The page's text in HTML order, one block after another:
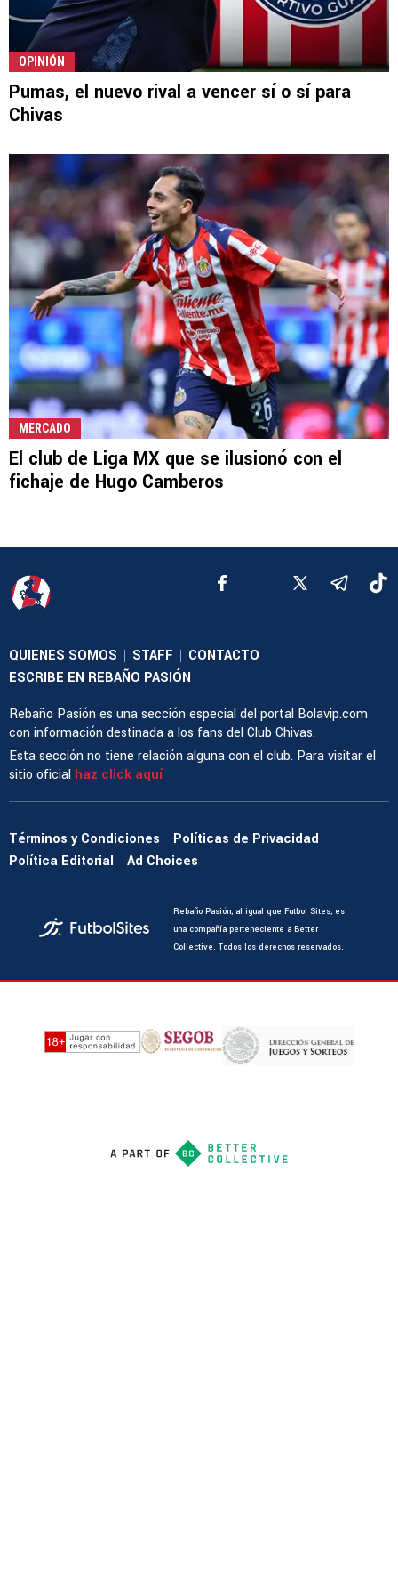
OPINIÓN
Pumas, el nuevo rival a vencer sí o sí para
Chivas
MERCADO
El club de Liga MX que se ilusionó con el
fichaje de Hugo Camberos
QUIENES SOMOS STAFF CONTACTO
ESCRIBE EN REBAÑO PASIÓN
Rebaño Pasión es una sección especial del portal Bolavip.com
con información destinada a los fans del Club Chivas.
Esta sección no tiene relación alguna con el club. Para visitar el
sitio oficial haz click aquí
Términos y Condiciones
Políticas de Privacidad
Política Editorial
Ad Choices
Rebaño Pasión, al igual que Futbol Sites, es
una compañía perteneciente a Better
Collective. Todos los derechos reservados.